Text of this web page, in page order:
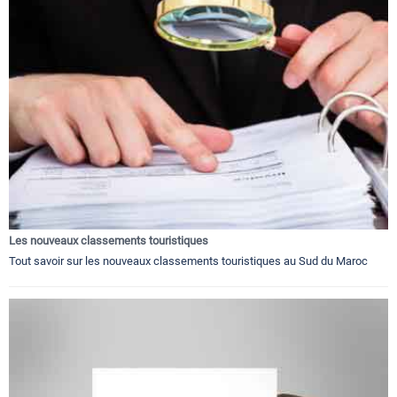
Les nouveaux classements touristiques
Tout savoir sur les nouveaux classements touristiques au Sud du Maroc